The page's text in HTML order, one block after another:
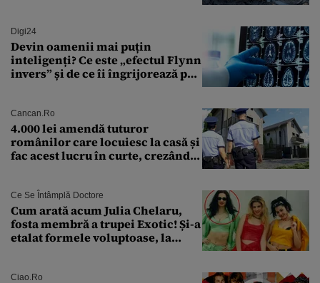
Digi24
Devin oamenii mai puțin
inteligenți? Ce este „efectul Flynn
invers” și de ce îi îngrijorează pe
Cancan.ro
4.000 lei amendă tuturor
românilor care locuiesc la casă și
fac acest lucru în curte, crezând
Ce Se Întâmplă Doctore
Cum arată acum Julia Chelaru,
fosta membră a trupei Exotic! Și-a
etalat formele voluptoase, la
Ciao.ro